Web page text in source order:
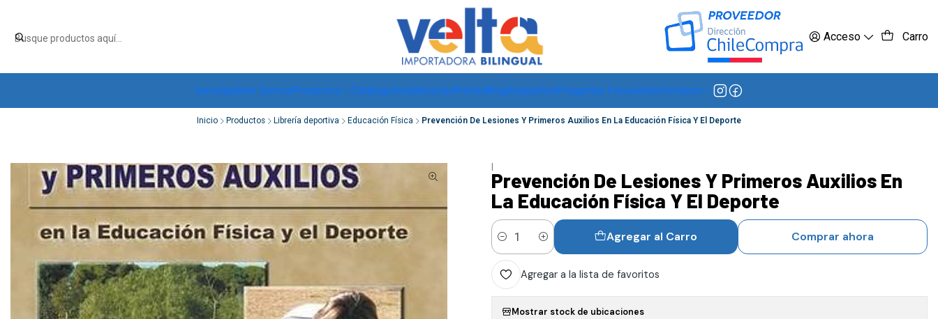
Acceso Carro
InicioQuiénes SomosProductos CatalogoInstalacionesPrensaBlogDespachosPreguntas FrecuentesContacto
Envíos a todo Chile, RM de 1 a 3 días hábiles, regiones -
Inicio Productos Librería deportiva Educación Física Prevención De Lesiones Y Primeros Auxilios En La Educación Física Y El Deporte
|
Prevención De Lesiones Y Primeros Auxilios En
La Educación Física Y El Deporte
Cantidad Agregar al Carro Comprar ahora
Agregar a la lista de favoritos
Mostrar stock de ubicaciones